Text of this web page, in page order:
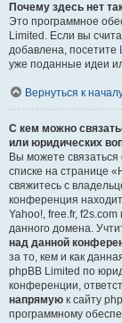
Почему здесь нет
Это программное
Limited. Если вы
добавлена, посетите
уже поданные идеи
Вернуться к
С кем можно
или юридических
Вы можете
списке на странице
свяжитесь с
конференция
Yahoo!, free.fr, f2s.com
данного домена.
над данной
за то, кем и как
phpBB Limited по
конференции,
напрямую к сайту
программному